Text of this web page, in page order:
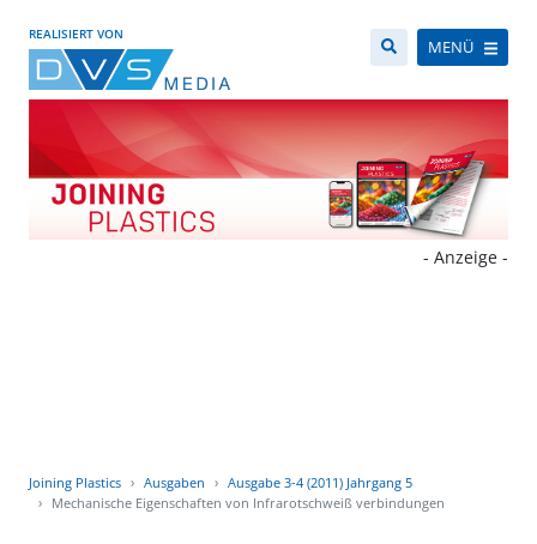
REALISIERT VON
MENÜ
- Anzeige -
Joining Plastics Ausgaben
Ausgabe 3-4 (2011) Jahrgang 5
Mechanische Eigenschaften von Infrarotschweiß verbindungen